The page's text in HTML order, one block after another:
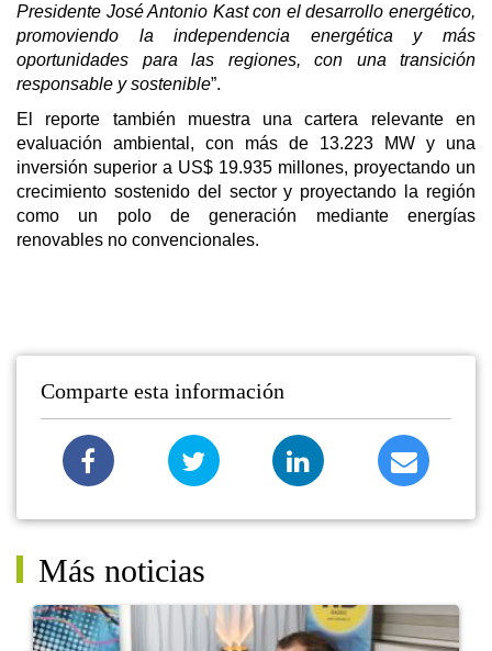
Presidente José Antonio Kast con el desarrollo energético,
promoviendo la independencia energética y más
oportunidades para las regiones, con una transición
responsable y sostenible”.
El reporte también muestra una cartera relevante en
evaluación ambiental, con más de 13.223 MW y una
inversión superior a US$ 19.935 millones, proyectando un
crecimiento sostenido del sector y proyectando la región
como un polo de generación mediante energías
renovables no convencionales.
Comparte esta información
Más noticias